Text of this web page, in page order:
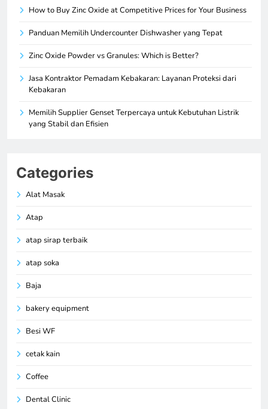
How to Buy Zinc Oxide at Competitive Prices for Your Business
Panduan Memilih Undercounter Dishwasher yang Tepat
Zinc Oxide Powder vs Granules: Which is Better?
Jasa Kontraktor Pemadam Kebakaran: Layanan Proteksi dari
Kebakaran
Memilih Supplier Genset Terpercaya untuk Kebutuhan Listrik
yang Stabil dan Efisien
Categories
Alat Masak
Atap
atap sirap terbaik
atap soka
Baja
bakery equipment
Besi WF
cetak kain
Coffee
Dental Clinic